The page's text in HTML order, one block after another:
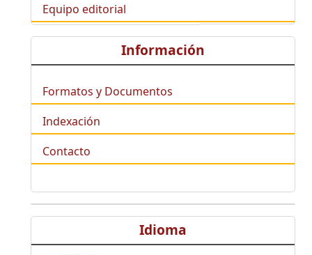
Equipo editorial
Información
Formatos y Documentos
Indexación
Contacto
Idioma